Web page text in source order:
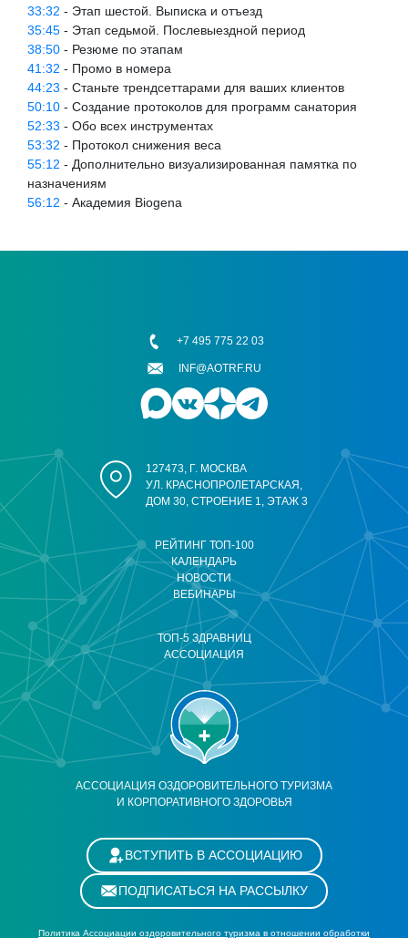
33:32 - Этап шестой. Выписка и отъезд
35:45 - Этап седьмой. Послевыездной период
38:50 - Резюме по этапам
41:32 - Промо в номера
44:23 - Станьте трендсеттарами для ваших клиентов
50:10 - Создание протоколов для программ санатория
52:33 - Обо всех инструментах
53:32 - Протокол снижения веса
55:12 - Дополнительно визуализированная памятка по
назначениям
56:12 - Академия Biogena
АССОЦИАЦИЯ ОЗДОРОВИТЕЛЬНОГО ТУРИЗМА
И КОРПОРАТИВНОГО ЗДОРОВЬЯ
РЕЙТИНГ ТОП-100
КАЛЕНДАРЬ
НОВОСТИ
ВЕБИНАРЫ
ТОП-5 ЗДРАВНИЦ
АССОЦИАЦИЯ
127473, Г. МОСКВА
УЛ. КРАСНОПРОЛЕТАРСКАЯ,
ДОМ 30, СТРОЕНИЕ 1, ЭТАЖ 3
+7 495 775 22 03
INF@AOTRF.RU
ВСТУПИТЬ В АССОЦИАЦИЮ
ПОДПИСАТЬСЯ НА РАССЫЛКУ
Политика Ассоциации оздоровительного туризма в отношении обработки